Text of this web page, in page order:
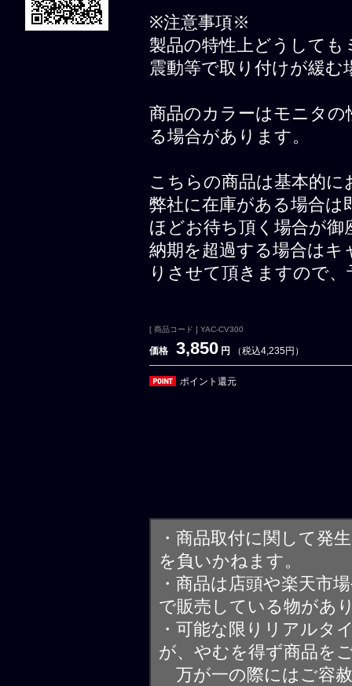
※注意事項※
製品の特性上どうして
震動等で取り付けが緩
商品のカラーはモニタの
る場合があります。
こちらの商品は基本的
弊社に在庫がある場合は
ほどお待ち頂く場合が御
納期を超過する場合は
りさせて頂きますので
[ 商品コード ] YAC-CV300
価格 3,850 円 （税込4,235円）
ポイント還元
・商品取付に関して発
を負いかねます。
・商品は店頭や楽天市
で販売している物があ
・可能な限りリアルタ
が、やむを得ず商品を
万が一の際にはご容